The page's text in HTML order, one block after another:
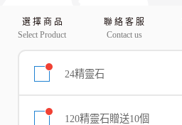
選 擇 商 品
Select Product
聯 絡 客 服
Contact us
24精靈石
120精靈石贈送10個